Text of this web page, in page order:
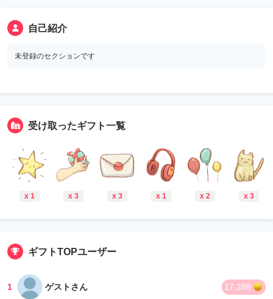
自己紹介
未登録のセクションです
受け取ったギフト一覧
x 1 x 3 x 3 x 1 x 2 x 3
ギフトTOPユーザー
1 ゲストさん 17,288